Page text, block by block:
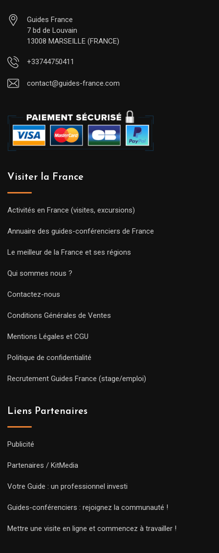
Guides France
7 bd de Louvain
13008 MARSEILLE (FRANCE)
+33744750411
contact@guides-france.com
Visiter la France
Activités en France (visites, excursions)
Annuaire des guides-conférenciers de France
Le meilleur de la France et ses régions
Qui sommes nous ?
Contactez-nous
Conditions Générales de Ventes
Mentions Légales et CGU
Politique de confidentialité
Recrutement Guides France (stage/emploi)
Liens Partenaires
Publicité
Partenaires / KitMedia
Votre Guide : un professionnel investi
Guides-conférenciers : rejoignez la communauté !
Mettre une visite en ligne et commencez à travailler !